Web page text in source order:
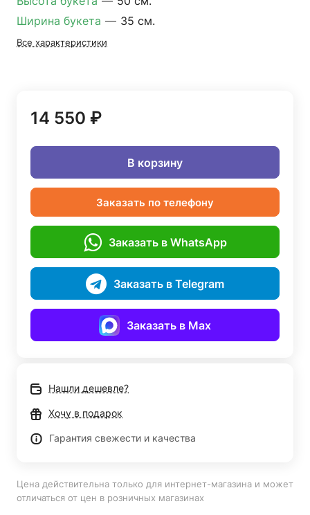
Ширина букета — 35 см.
Все характеристики
14 550 ₽
В корзину
Заказать по телефону
Заказать в WhatsApp
Заказать в Telegram
Заказать в Max
Нашли дешевле?
Хочу в подарок
Гарантия свежести и качества
Цена действительна только для интернет-магазина и может
отличаться от цен в розничных магазинах